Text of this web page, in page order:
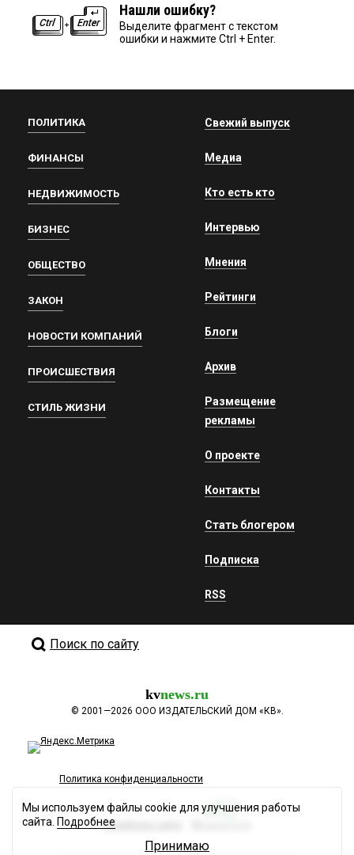
Нашли ошибку?
Выделите фрагмент с текстом
ошибки и нажмите Ctrl + Enter.
ПОЛИТИКА
ФИНАНСЫ
НЕДВИЖИМОСТЬ
БИЗНЕС
ОБЩЕСТВО
ЗАКОН
НОВОСТИ КОМПАНИЙ
ПРОИСШЕСТВИЯ
СТИЛЬ ЖИЗНИ
Свежий выпуск
Медиа
Кто есть кто
Интервью
Мнения
Рейтинги
Блоги
Архив
Размещение
рекламы
О проекте
Контакты
Стать блогером
Подписка
RSS
Поиск по сайту
kvnews.ru
© 2001—2026 ООО ИЗДАТЕЛЬСКИЙ ДОМ «КВ».
Политика конфиденциальности
Разработка сайта
Мы используем файлы cookie для улучшения работы
сайта. Подробнее
Принимаю